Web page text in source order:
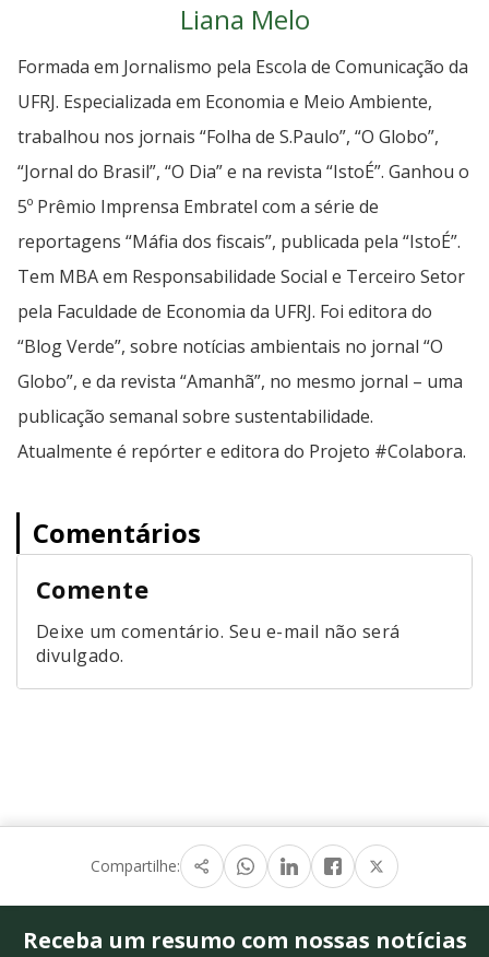
Liana Melo
Formada em Jornalismo pela Escola de Comunicação da
UFRJ. Especializada em Economia e Meio Ambiente,
trabalhou nos jornais “Folha de S.Paulo”, “O Globo”,
“Jornal do Brasil”, “O Dia” e na revista “IstoÉ”. Ganhou o
5º Prêmio Imprensa Embratel com a série de
reportagens “Máfia dos fiscais”, publicada pela “IstoÉ”.
Tem MBA em Responsabilidade Social e Terceiro Setor
pela Faculdade de Economia da UFRJ. Foi editora do
“Blog Verde”, sobre notícias ambientais no jornal “O
Globo”, e da revista “Amanhã”, no mesmo jornal – uma
publicação semanal sobre sustentabilidade.
Atualmente é repórter e editora do Projeto #Colabora.
Comentários
Comente
Deixe um comentário. Seu e-mail não será
divulgado.
Compartilhe:
Receba um resumo com nossas notícias